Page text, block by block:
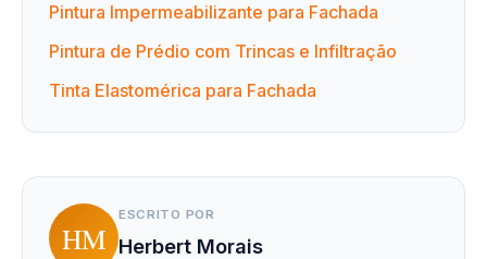
Pintura Impermeabilizante para Fachada
Pintura de Prédio com Trincas e Infiltração
Tinta Elastomérica para Fachada
HM
ESCRITO POR
Herbert Morais